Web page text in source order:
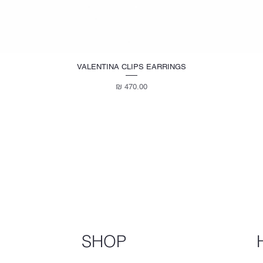
VALENTINA CLIPS EARRINGS
מחיר
SHOP